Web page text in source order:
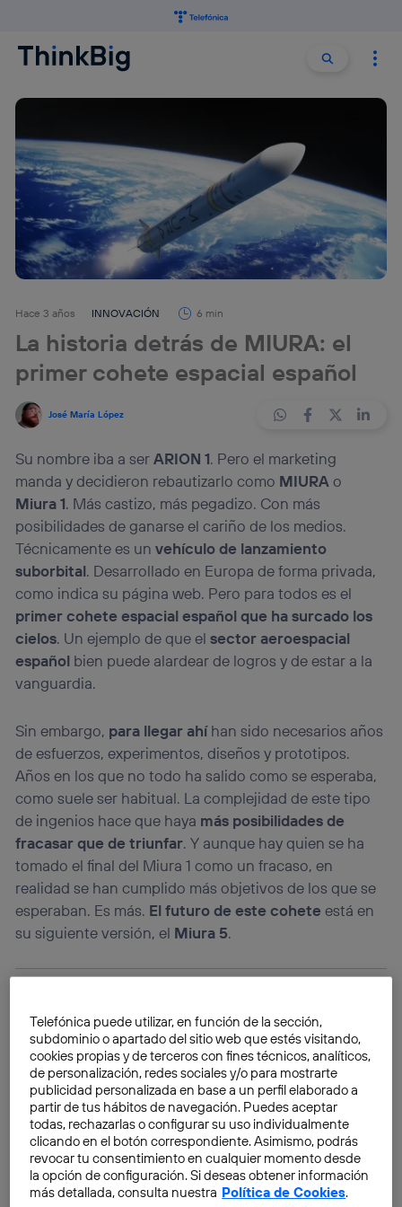
Buscar
Hace 3 años INNOVACIÓN 6 min
La historia detrás de MIURA: el
primer cohete espacial español
José María López
Su nombre iba a serARION 1. Pero el marketing
manda y decidieron rebautizarlo como MIURAo
Miura 1. Más castizo, más pegadizo. Con más
posibilidades de ganarse el cariño de los medios.
Técnicamente es unvehículo de lanzamiento
suborbital. Desarrollado en Europa de forma privada,
como indica su página web. Pero para todos es el
primer cohete espacial español que ha surcado los
cielos. Un ejemplo de que elsector aeroespacial
español bien puede alardear de logros y de estar a la
vanguardia.
Sin embargo, para llegar ahíhan sido necesarios años
de esfuerzos, experimentos, diseños y prototipos.
Años en los que no todo ha salido como se esperaba,
como suele ser habitual. La complejidad de este tipo
de ingenios hace que haya más posibilidades de
fracasar que de triunfar. Y aunque hay quien se ha
tomado el final del Miura 1 como un fracaso, en
realidad se han cumplido más objetivos de los que se
esperaban. Es más. El futuro de este cohete está en
su siguiente versión, el Miura 5.
Telefónica puede utilizar, en función de la sección,
subdominio o apartado del sitio web que estés visitando,
cookies propias y de terceros con fines técnicos, analíticos,
de personalización, redes sociales y/o para mostrarte
publicidad personalizada en base a un perfil elaborado a
partir de tus hábitos de navegación. Puedes aceptar
todas, rechazarlas o configurar su uso individualmente
clicando en el botón correspondiente. Asimismo, podrás
revocar tu consentimiento en cualquier momento desde
la opción de configuración. Si deseas obtener información
más detallada, consulta nuestra Política de Cookies.